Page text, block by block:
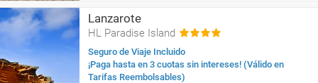
Lanzarote
HL Paradise Island
Seguro de Viaje Incluido
¡Paga hasta en 3 cuotas sin intereses! (Válido en
Tarifas Reembolsables)